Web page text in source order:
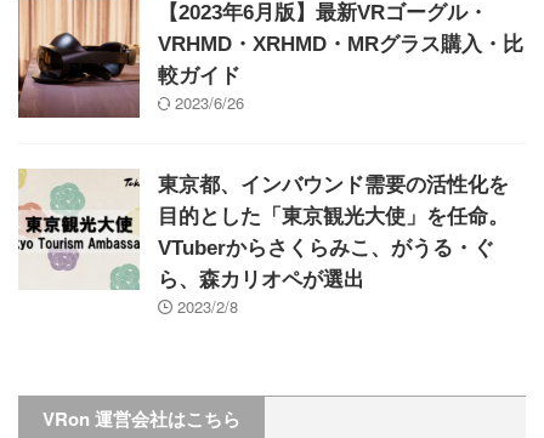
【2023年6月版】最新VRゴーグル・
VRHMD・XRHMD・MRグラス購入・比
較ガイド
2023/6/26
東京都、インバウンド需要の活性化を
目的とした「東京観光大使」を任命。
VTuberからさくらみこ、がうる・ぐ
ら、森カリオペが選出
2023/2/8
VRon 運営会社はこちら